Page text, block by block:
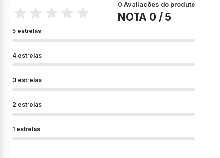
0 Avaliações do produto
NOTA 0 / 5
5 estrelas
4 estrelas
3 estrelas
2 estrelas
1 estrelas